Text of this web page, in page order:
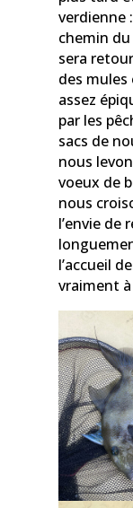
verdienne
chemin du
sera
des mules
assez
par les
sacs de
nous
voeux de
nous
l’envie de
l’accueil
vraiment